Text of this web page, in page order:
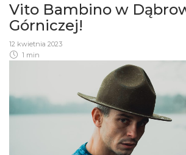
Vito Bambino w
Górniczej!
12 kwietnia 2023
1 min